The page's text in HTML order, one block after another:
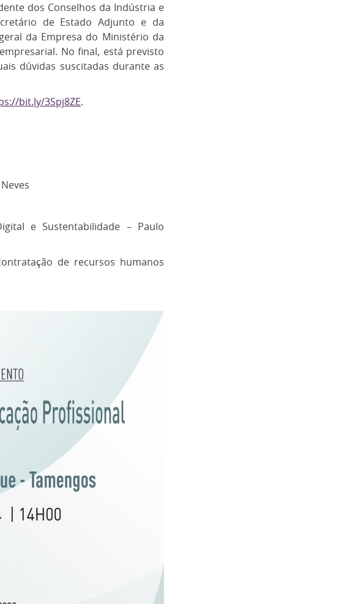
dos Conselhos da Indústria e
de Estado Adjunto e da
da Empresa do Ministério da
No final, está previsto
dúvidas suscitadas durante as
bit.ly/3Spj8ZE.
e Sustentabilidade – Paulo
de recursos humanos